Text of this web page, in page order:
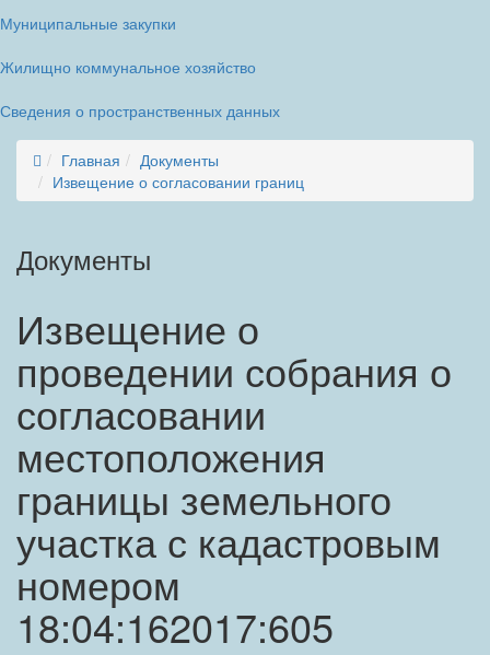
Муниципальные закупки
Жилищно коммунальное хозяйство
Сведения о пространственных данных
Главная
Документы
Извещение о согласовании границ
Документы
Извещение о
проведении собрания о
согласовании
местоположения
границы земельного
участка с кадастровым
номером
18:04:162017:605